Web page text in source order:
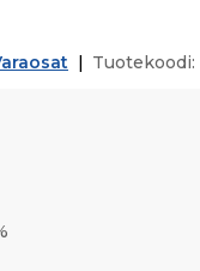
Tuotekoodi: